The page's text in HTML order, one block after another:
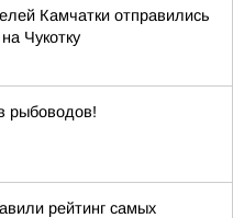
Камчатки отправились
Чукотку
рыбоводов!
рейтинг самых